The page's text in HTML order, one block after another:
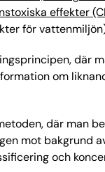
effekter
för
där
om
där man
mot bakgrund
och